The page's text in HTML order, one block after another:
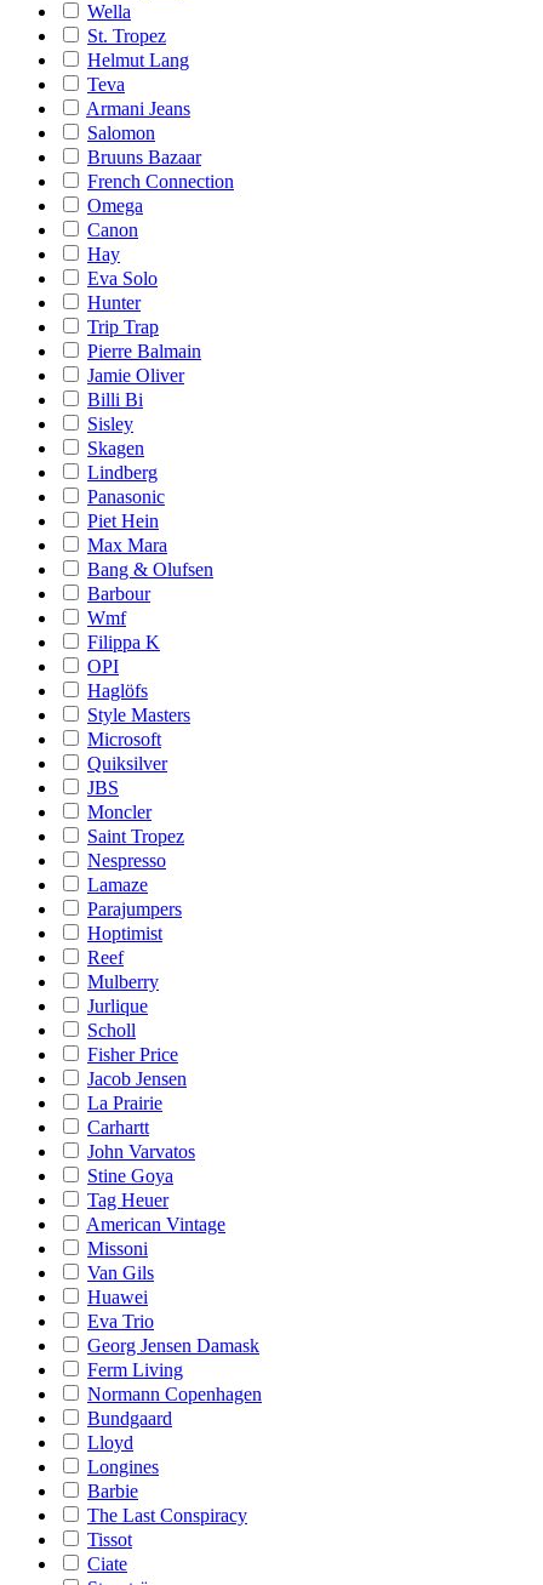
Wella
St. Tropez
Helmut Lang
Teva
Armani Jeans
Salomon
Bruuns Bazaar
French Connection
Omega
Canon
Hay
Eva Solo
Hunter
Trip Trap
Pierre Balmain
Jamie Oliver
Billi Bi
Sisley
Skagen
Lindberg
Panasonic
Piet Hein
Max Mara
Bang & Olufsen
Barbour
Wmf
Filippa K
OPI
Haglöfs
Style Masters
Microsoft
Quiksilver
JBS
Moncler
Saint Tropez
Nespresso
Lamaze
Parajumpers
Hoptimist
Reef
Mulberry
Jurlique
Scholl
Fisher Price
Jacob Jensen
La Prairie
Carhartt
John Varvatos
Stine Goya
Tag Heuer
American Vintage
Missoni
Van Gils
Huawei
Eva Trio
Georg Jensen Damask
Ferm Living
Normann Copenhagen
Bundgaard
Lloyd
Longines
Barbie
The Last Conspiracy
Tissot
Ciate